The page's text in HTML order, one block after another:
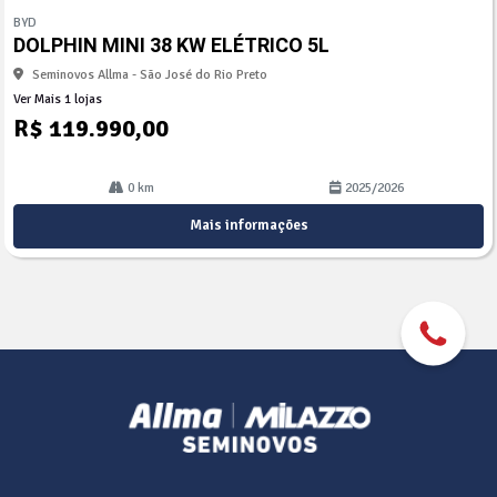
arti
lhe
BYD
DOLPHIN MINI 38 KW ELÉTRICO 5L
Seminovos Allma - São José do Rio Preto
Ver Mais 1 lojas
R$ 119.990,00
0 km 2025/2026
Mais informações